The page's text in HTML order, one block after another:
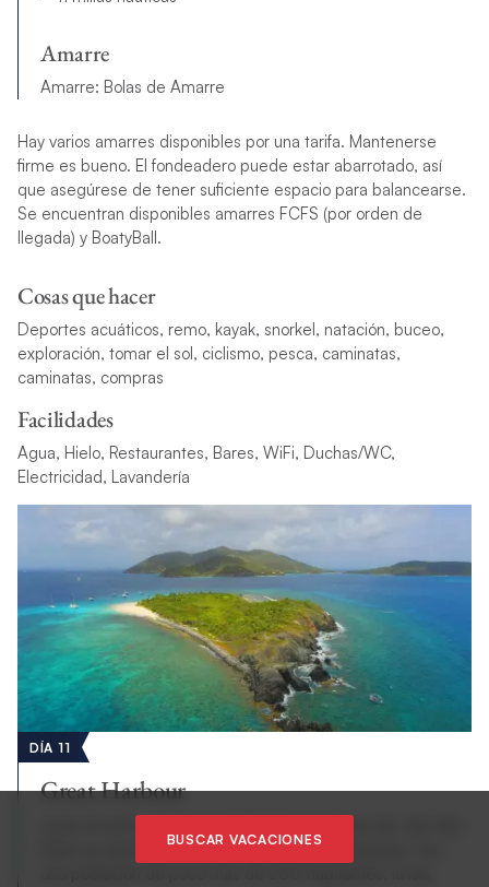
Amarre
Amarre: Bolas de Amarre
Hay varios amarres disponibles por una tarifa. Mantenerse
firme es bueno. El fondeadero puede estar abarrotado, así
que asegúrese de tener suficiente espacio para balancearse.
Se encuentran disponibles amarres FCFS (por orden de
llegada) y BoatyBall.
Cosas que hacer
Deportes acuáticos, remo, kayak, snorkel, natación, buceo,
exploración, tomar el sol, ciclismo, pesca, caminatas,
caminatas, compras
Facilidades
Agua, Hielo, Restaurantes, Bares, WiFi, Duchas/WC,
Electricidad, Lavandería
DÍA 11
Great Harbour
Dyke se alzan majestuosas sobre un mar turquesa. Con
BUSCAR VACACIONES